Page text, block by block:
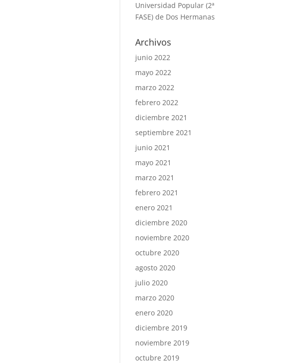
Universidad Popular (2ª
FASE) de Dos Hermanas
Archivos
junio 2022
mayo 2022
marzo 2022
febrero 2022
diciembre 2021
septiembre 2021
junio 2021
mayo 2021
marzo 2021
febrero 2021
enero 2021
diciembre 2020
noviembre 2020
octubre 2020
agosto 2020
julio 2020
marzo 2020
enero 2020
diciembre 2019
noviembre 2019
octubre 2019